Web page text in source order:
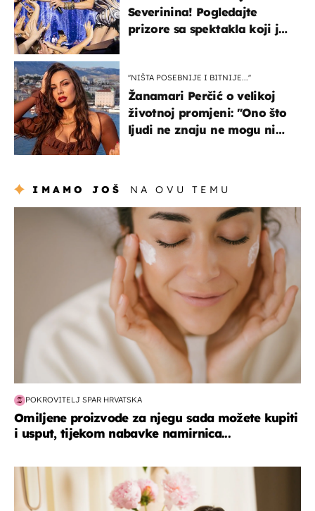
Severinina! Pogledajte
prizore sa spektakla koji je
''NIŠTA POSEBNIJE I BITNIJE...''
Žanamari Perčić o velikoj
životnoj promjeni: "Ono što
ljudi ne znaju ne mogu ni
IMAMO JOŠ NA OVU TEMU
moda & ljepota
POKROVITELJ SPAR HRVATSKA
Omiljene proizvode za njegu sada možete kupiti
i usput, tijekom nabavke namirnica...
moda & ljepota